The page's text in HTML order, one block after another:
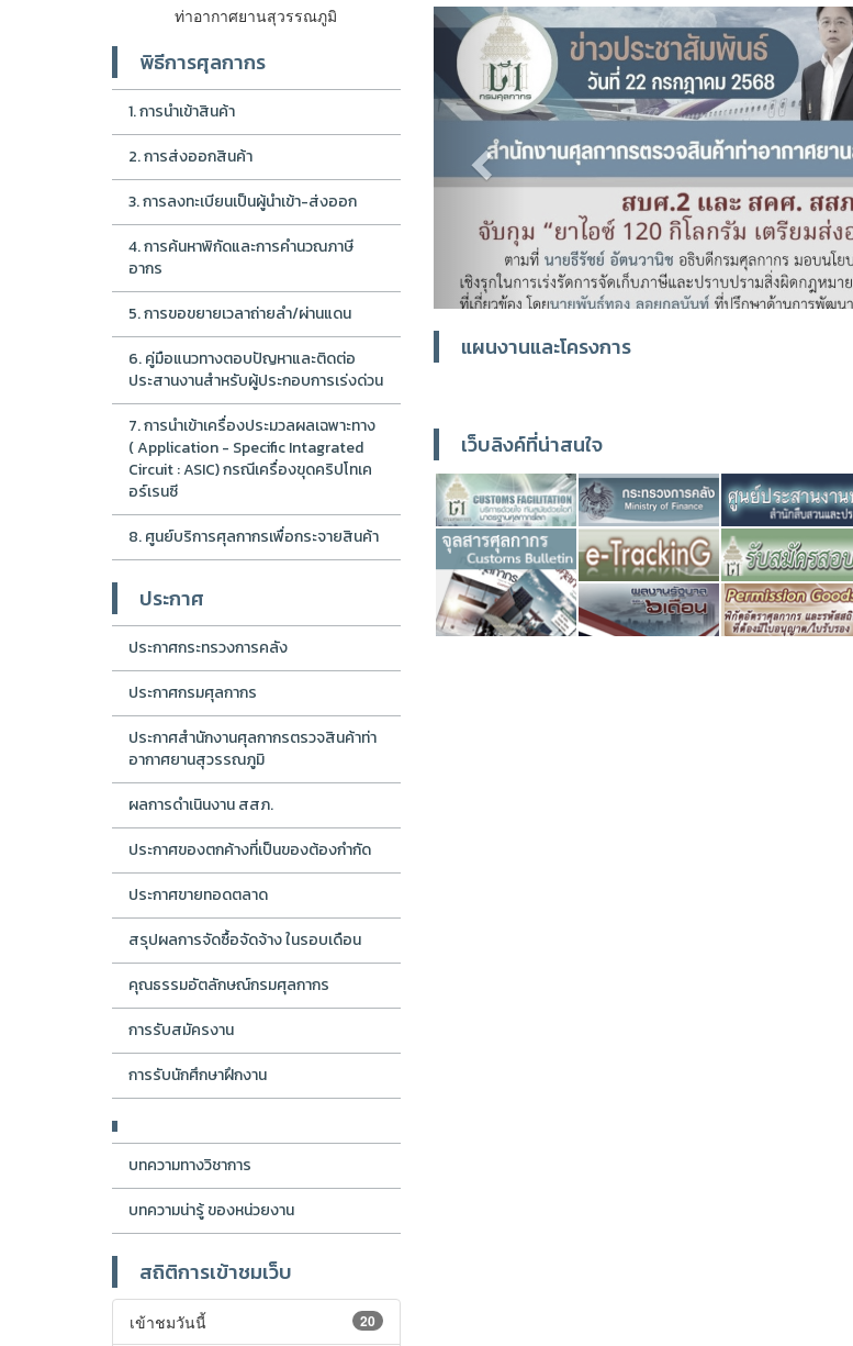
ท่าอากาศยานสุวรรณภูมิ
พิธีการศุลกากร
1. การนำเข้าสินค้า
2. การส่งออกสินค้า
3. การลงทะเบียนเป็นผู้นำเข้า-ส่งออก
4. การค้นหาพิกัดและการคำนวณภาษี
อากร
5. การขอขยายเวลาถ่ายลำ/ผ่านแดน
6. คู่มือแนวทางตอบปัญหาและติดต่อ
ประสานงานสำหรับผู้ประกอบการเร่งด่วน
7. การนำเข้าเครื่องประมวลผลเฉพาะทาง
( Application - Specific Intagrated
Circuit : ASIC) กรณีเครื่องขุดคริปโทเค
อร์เรนซี
8. ศูนย์บริการศุลกากรเพื่อกระจายสินค้า
ประกาศ
ประกาศกระทรวงการคลัง
ประกาศกรมศุลกากร
ประกาศสำนักงานศุลกากรตรวจสินค้าท่า
อากาศยานสุวรรณภูมิ
ผลการดำเนินงาน สสภ.
ประกาศของตกค้างที่เป็นของต้องกำกัด
ประกาศขายทอดตลาด
สรุปผลการจัดซื้อจัดจ้าง ในรอบเดือน
คุณธรรมอัตลักษณ์กรมศุลกากร
การรับสมัครงาน
การรับนักศึกษาฝึกงาน
บทความทางวิชาการ
บทความน่ารู้ ของหน่วยงาน
สถิติการเข้าชมเว็บ
20
เข้าชมวันนี้
Previous
แผนงานและโครงการ
เว็บลิงค์ที่น่าสนใจ